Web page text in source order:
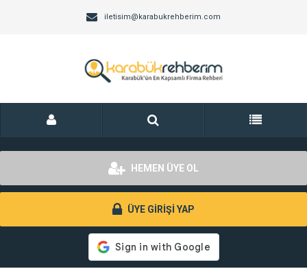
iletisim@karabukrehberim.com
HEMEN ÜYE OL
ÜYE GİRİŞİ YAP